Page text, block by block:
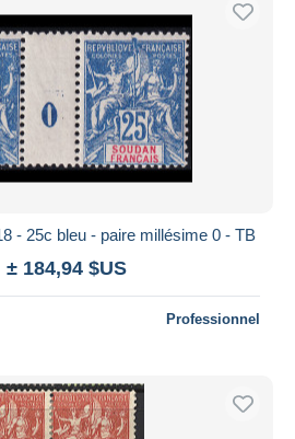
- 25c bleu - paire millésime 0 - TB
± 184,94 $US
Professionnel